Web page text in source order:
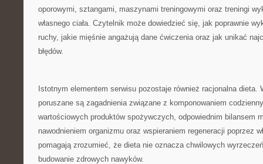
oporowymi, sztangami, maszynami treningowymi oraz treningi
własnego ciała. Czytelnik może dowiedzieć się, jak poprawnie
ruchy, jakie mięśnie angażują dane ćwiczenia oraz jak unikać
błędów.
Istotnym elementem serwisu pozostaje również racjonalna dieta.
poruszane są zagadnienia związane z komponowaniem
wartościowych produktów spożywczych, odpowiednim bilansem
nawodnieniem organizmu oraz wspieraniem regeneracji poprzez
pomagają zrozumieć, że dieta nie oznacza chwilowych
budowanie zdrowych nawyków.